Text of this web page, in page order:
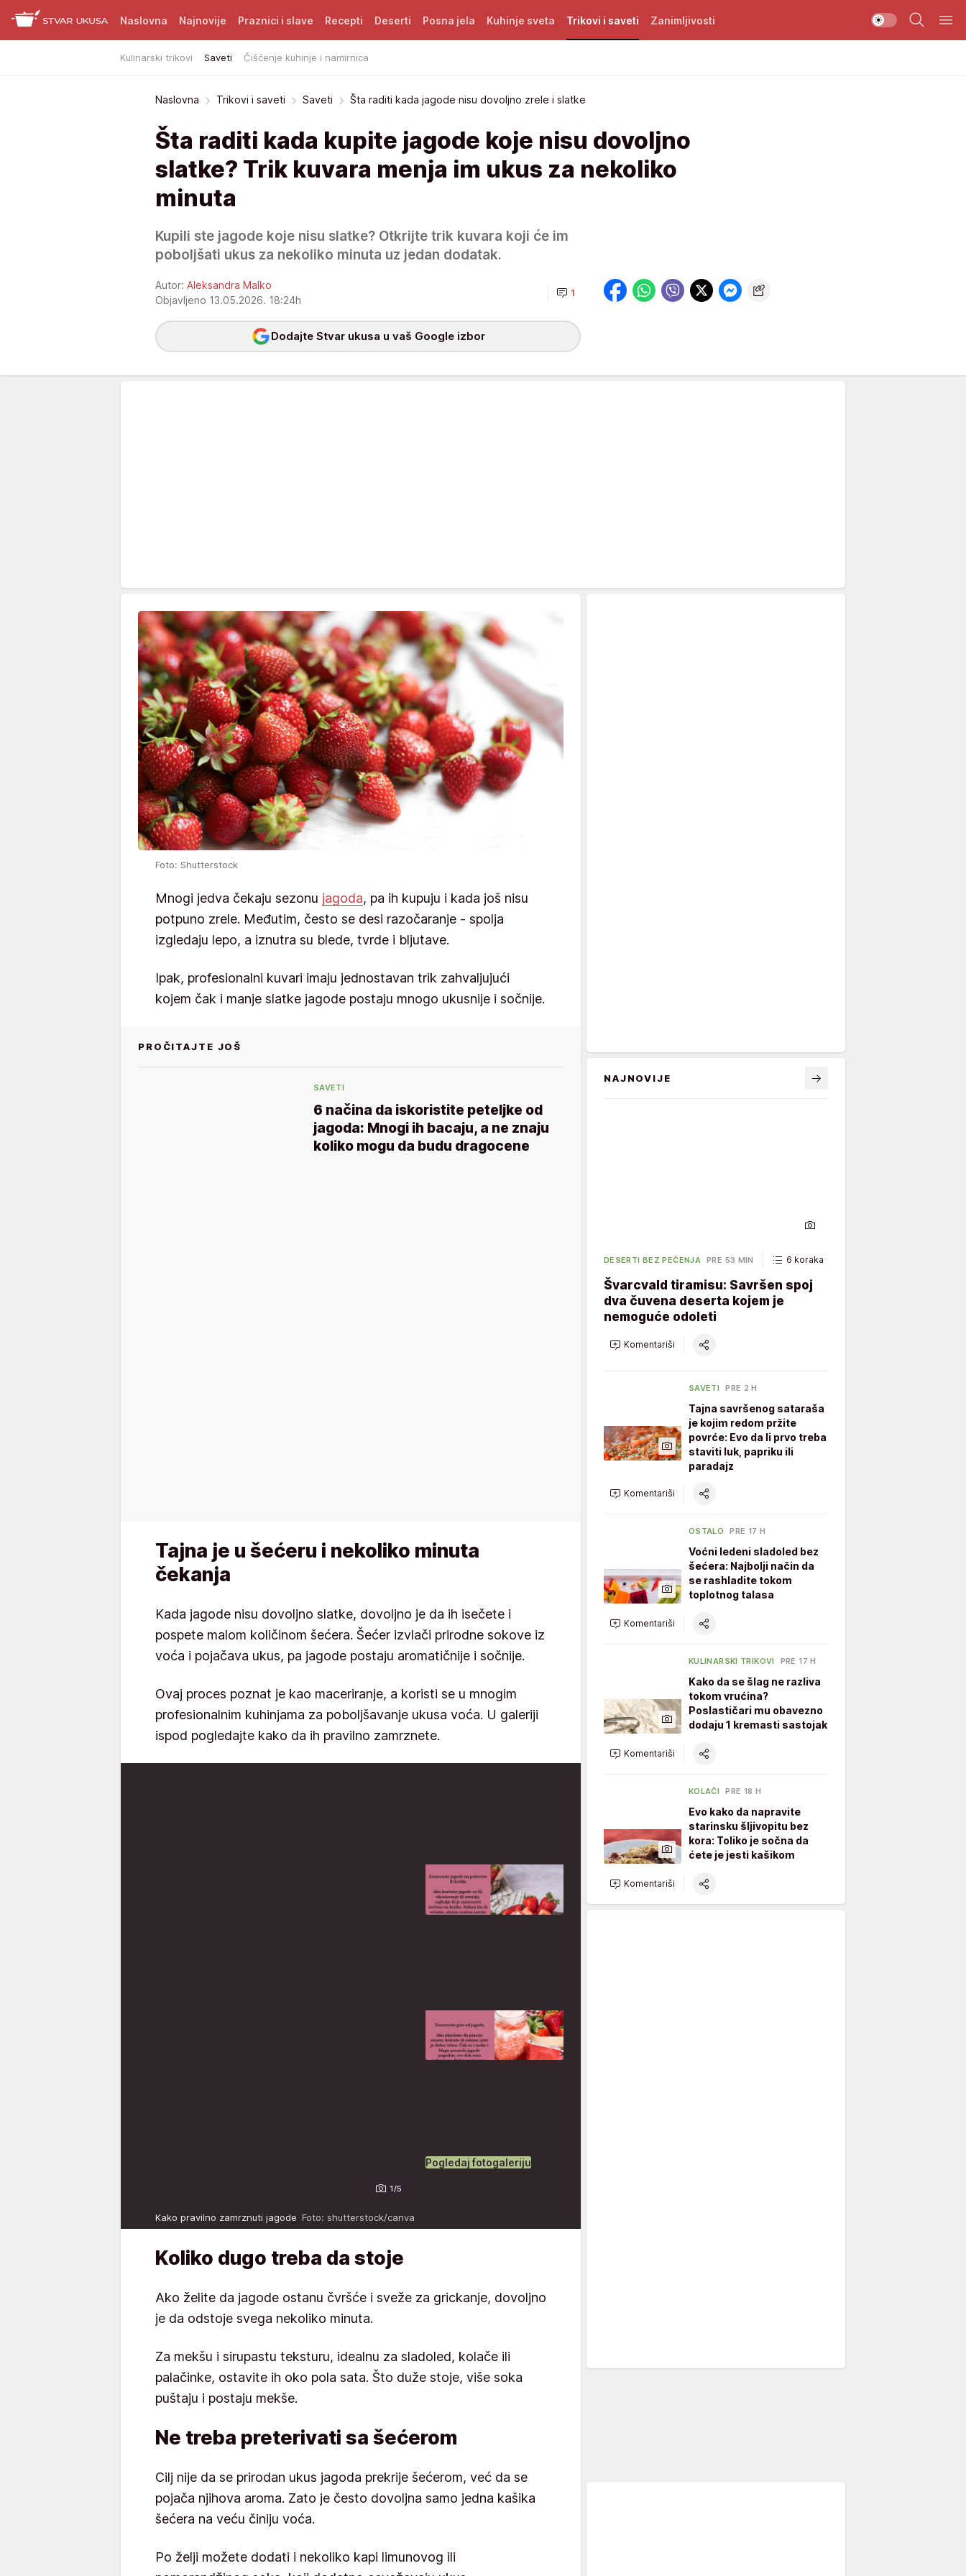
Naslovna Najnovije Praznici i slave Recepti Deserti Posna jela Kuhinje sveta Trikovi i saveti
Kulinarski trikovi Saveti Čišćenje kuhinje i namirnica
Zanimljivosti
Naslovna Trikovi i saveti Saveti Šta raditi kada jagode nisu dovoljno zrele i slatke
Šta raditi kada kupite jagode koje nisu dovoljno
slatke? Trik kuvara menja im ukus za nekoliko
minuta
Kupili ste jagode koje nisu slatke? Otkrijte trik kuvara koji će im
poboljšati ukus za nekoliko minuta uz jedan dodatak.
Autor: Aleksandra Malko
Objavljeno 13.05.2026. 18:24h
1
Dodajte Stvar ukusa u vaš Google izbor
Foto: Shutterstock
Mnogi jedva čekaju sezonu jagoda, pa ih kupuju i kada još nisu
potpuno zrele. Međutim, često se desi razočaranje - spolja
izgledaju lepo, a iznutra su blede, tvrde i bljutave.
Ipak, profesionalni kuvari imaju jednostavan trik zahvaljujući
kojem čak i manje slatke jagode postaju mnogo ukusnije i sočnije.
PROČITAJTE JOŠ
SAVETI
6 načina da iskoristite peteljke od
jagoda: Mnogi ih bacaju, a ne znaju
koliko mogu da budu dragocene
Tajna je u šećeru i nekoliko minuta
čekanja
Kada jagode nisu dovoljno slatke, dovoljno je da ih isečete i
pospete malom količinom šećera. Šećer izvlači prirodne sokove iz
voća i pojačava ukus, pa jagode postaju aromatičnije i sočnije.
Ovaj proces poznat je kao maceriranje, a koristi se u mnogim
profesionalnim kuhinjama za poboljšavanje ukusa voća. U galeriji
ispod pogledajte kako da ih pravilno zamrznete.
1/5
Pogledaj fotogaleriju
Kako pravilno zamrznuti jagode Foto: shutterstock/canva
Koliko dugo treba da stoje
Ako želite da jagode ostanu čvršće i sveže za grickanje, dovoljno
je da odstoje svega nekoliko minuta.
Za mekšu i sirupastu teksturu, idealnu za sladoled, kolače ili
palačinke, ostavite ih oko pola sata. Što duže stoje, više soka
puštaju i postaju mekše.
Ne treba preterivati sa šećerom
Cilj nije da se prirodan ukus jagoda prekrije šećerom, već da se
pojača njihova aroma. Zato je često dovoljna samo jedna kašika
šećera na veću činiju voća.
Po želji možete dodati i nekoliko kapi limunovog ili
NAJNOVIJE
DESERTI BEZ PEČENJA PRE 53 MIN 6 koraka
Švarcvald tiramisu: Savršen spoj
dva čuvena deserta kojem je
nemoguće odoleti
Komentariši
SAVETI PRE 2 H
Tajna savršenog sataraša
je kojim redom pržite
povrće: Evo da li prvo treba
staviti luk, papriku ili
paradajz
Komentariši
OSTALO PRE 17 H
Voćni ledeni sladoled bez
šećera: Najbolji način da
se rashladite tokom
toplotnog talasa
Komentariši
KULINARSKI TRIKOVI PRE 17 H
Kako da se šlag ne razliva
tokom vrućina?
Poslastičari mu obavezno
dodaju 1 kremasti sastojak
Komentariši
KOLAČI PRE 18 H
Evo kako da napravite
starinsku šljivopitu bez
kora: Toliko je sočna da
ćete je jesti kašikom
Komentariši